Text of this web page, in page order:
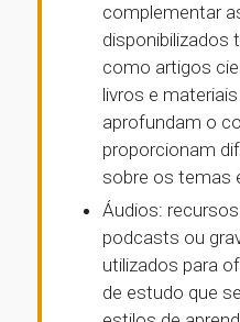
complementar
disponibilizados
como artigos
livros e
aprofundam o
proporcionam
sobre os temas
Áudios:
podcasts ou
utilizados para
de estudo que